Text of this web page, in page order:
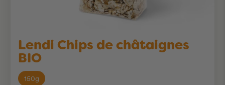
Lendi Chips de châtaignes
BIO
150g